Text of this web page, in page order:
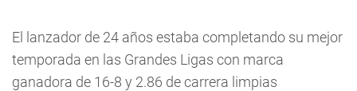
El lanzador de 24 años estaba completando su mejor
temporada en las Grandes Ligas con marca
ganadora de 16-8 y 2.86 de carrera limpias